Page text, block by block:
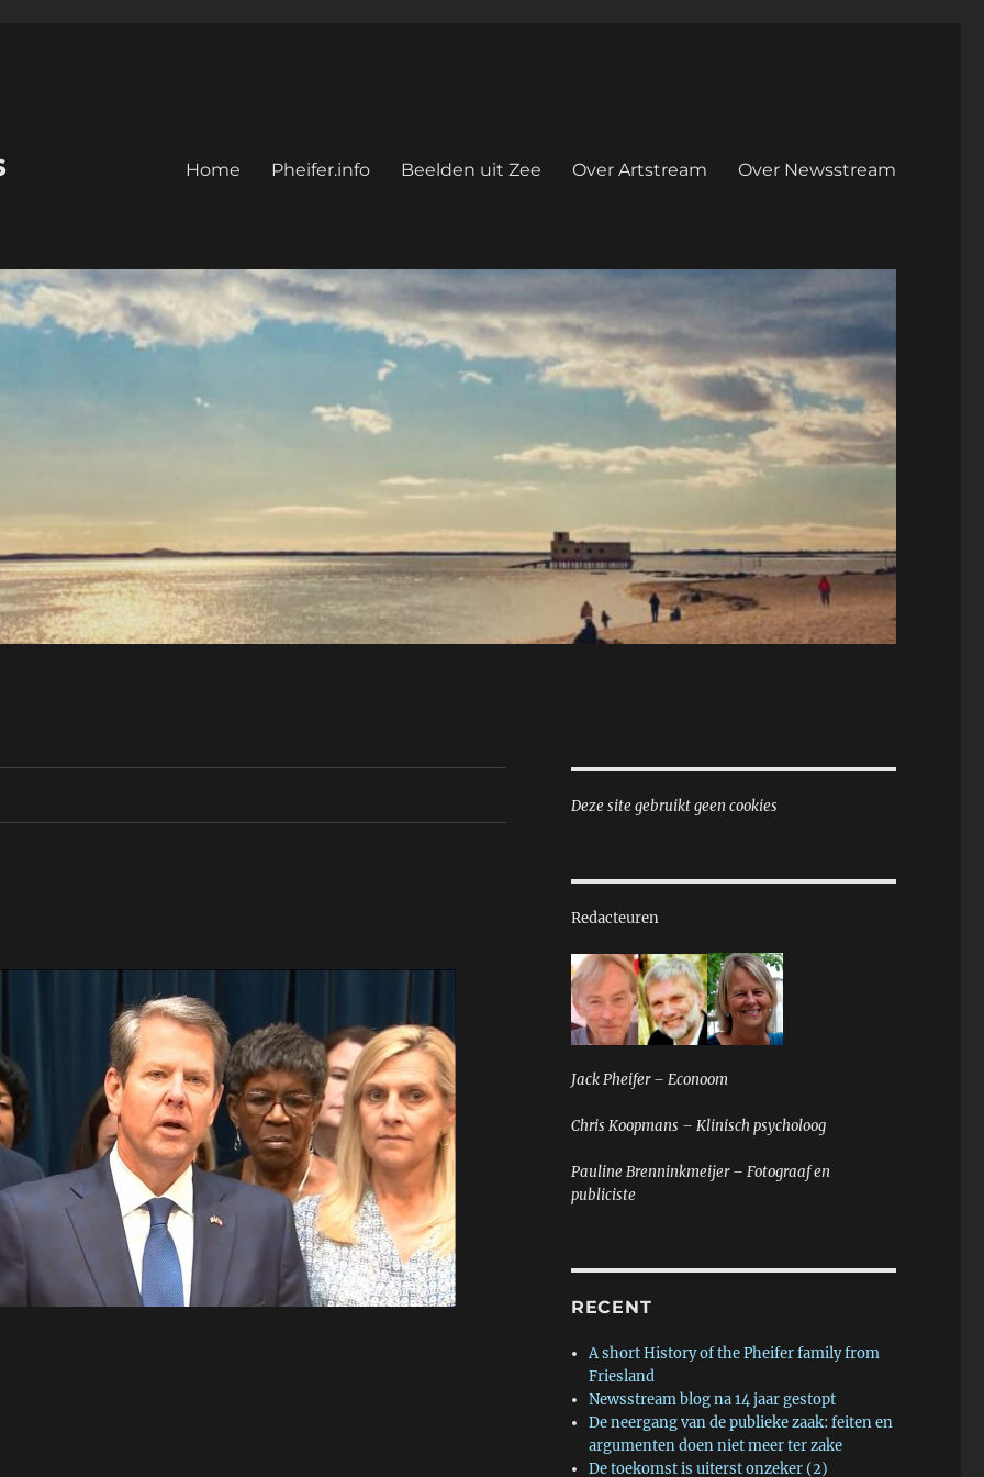
Home Pheifer.info Beelden uit Zee Over Artstream Over Newsstream
Deze site gebruikt geen cookies
Redacteuren
Jack Pheifer – Econoom
Chris Koopmans – Klinisch psycholoog
Pauline Brenninkmeijer – Fotograaf en
publiciste
RECENT
A short History of the Pheifer family from
Friesland
Newsstream blog na 14 jaar gestopt
De neergang van de publieke zaak: feiten en
argumenten doen niet meer ter zake
De toekomst is uiterst onzeker (2)